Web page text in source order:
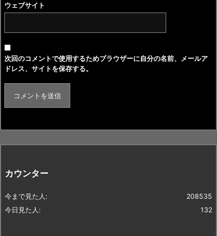
ウェブサイト
次回のコメントで使用するためブラウザーに自分の名前、メールア
ドレス、サイトを保存する。
カウンター
208535
今まで見た人:
132
今日見た人: